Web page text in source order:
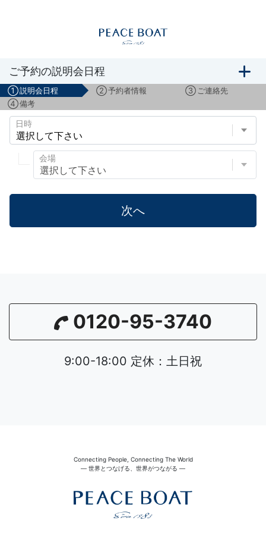
船旅説明会のご予約
ご予約の説明会日程
①説明会日程 ②予約者情報 ③ ご連絡先
④備考
日時
会場
次へ
0120-95-3740
9:00-18:00 定休：土日祝
Connecting People, Connecting The World
― 世界とつなげる、世界がつながる ―